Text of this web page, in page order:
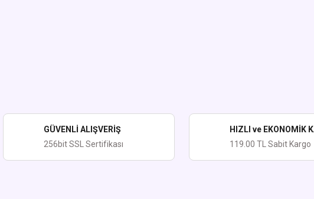
GÜVENLİ ALIŞVERİŞ
256bit SSL Sertifikası
HIZLI ve EKONOMİK
119.00 TL Sabit Kargo